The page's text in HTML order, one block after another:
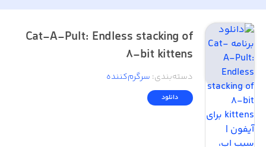
Cat-A-Pult: Endless stacking of
8-bit kittens
دسته‌بندی: سرگرم‌کننده
دانلود